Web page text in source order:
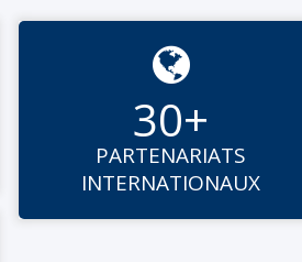

30+
PARTENARIATS
INTERNATIONAUX